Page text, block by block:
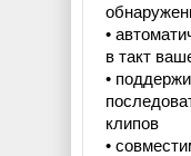
•
в такт
•
клипов
•